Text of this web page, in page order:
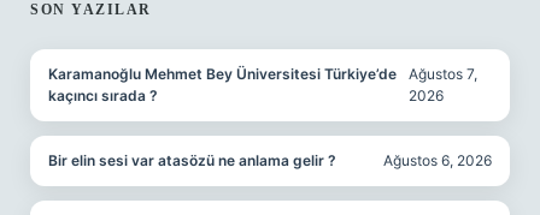
SIDEBAR
SON YAZILAR
Karamanoğlu Mehmet Bey Üniversitesi Türkiye’de
kaçıncı sırada ?
Ağustos 7,
2026
Bir elin sesi var atasözü ne anlama gelir ? Ağustos 6, 2026